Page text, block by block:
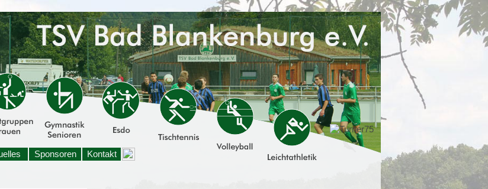
Sponsoren Kontakt